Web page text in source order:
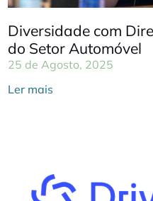
Diversidade com
do Setor Automóvel
25 de Agosto, 2025
Ler mais